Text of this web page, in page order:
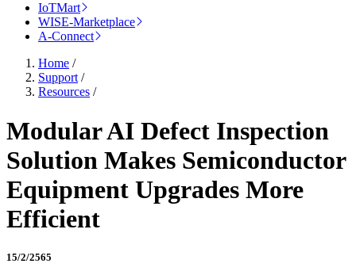
IoTMart
WISE-Marketplace
A-Connect
Home /
Support /
Resources /
Modular AI Defect Inspection
Solution Makes Semiconductor
Equipment Upgrades More
Efficient
15/2/2565